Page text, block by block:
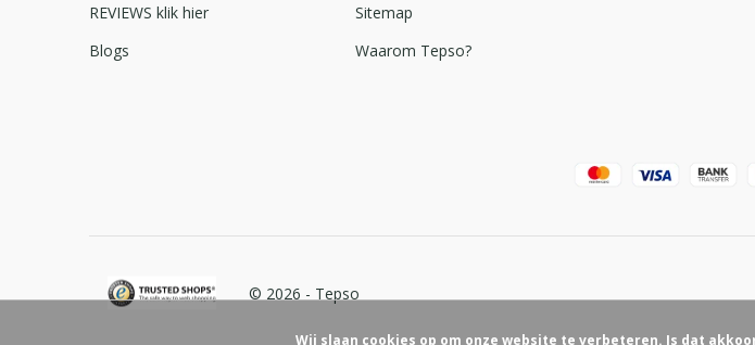
REVIEWS klik hier
Blogs
Sitemap
Waarom Tepso?
© 2026 - Tepso
Wij slaan cookies op om onze website te verbeteren. Is dat